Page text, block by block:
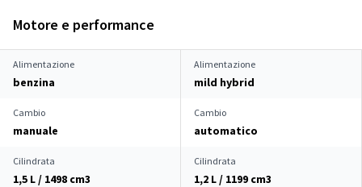
Motore e performance
Alimentazione
benzina
Alimentazione
mild hybrid
Cambio
manuale
Cambio
automatico
Cilindrata
1,5 L / 1498 cm3
Cilindrata
1,2 L / 1199 cm3